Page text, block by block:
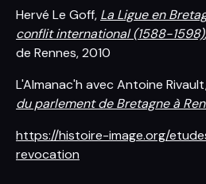
Hervé Le Goff, La Ligue en
conflit international (1588-1598)
de Rennes, 2010
L'Almanac'h avec Antoine
du parlement de Bretagne à
https://histoire-image.org/
revocation